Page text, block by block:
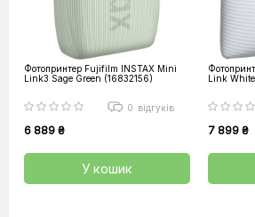
Фотопринтер Fujifilm INSTAX Mini
Link3 Sage Green (16832156)
0 відгуків
6 889 ₴
У кошик
Link
7 899 ₴